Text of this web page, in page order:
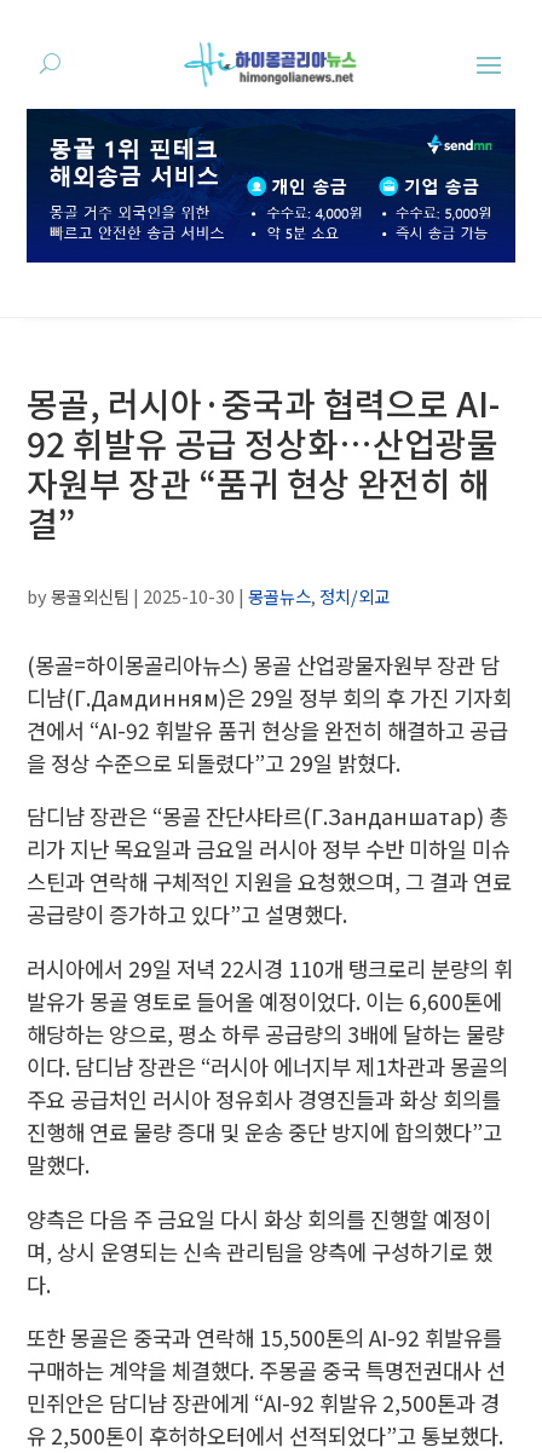
몽골, 러시아·중국과 협력으로 AI-
92 휘발유 공급 정상화…산업광물
자원부 장관 “품귀 현상 완전히 해
결”
by몽골외신팀 | 2025-10-30 |몽골뉴스, 정치/외교
(몽골=하이몽골리아뉴스) 몽골 산업광물자원부 장관 담
디냠(Г.Дамдинням)은 29일 정부 회의 후 가진 기자회
견에서 “AI-92 휘발유 품귀 현상을 완전히 해결하고 공급
을 정상 수준으로 되돌렸다”고 29일 밝혔다.
담디냠 장관은 “몽골 잔단샤타르(Г.Занданшатар) 총
리가 지난 목요일과 금요일 러시아 정부 수반 미하일 미슈
스틴과 연락해 구체적인 지원을 요청했으며, 그 결과 연료
공급량이 증가하고 있다”고 설명했다.
러시아에서 29일 저녁 22시경 110개 탱크로리 분량의 휘
발유가 몽골 영토로 들어올 예정이었다. 이는 6,600톤에
해당하는 양으로, 평소 하루 공급량의 3배에 달하는 물량
이다. 담디냠 장관은 “러시아 에너지부 제1차관과 몽골의
주요 공급처인 러시아 정유회사 경영진들과 화상 회의를
진행해 연료 물량 증대 및 운송 중단 방지에 합의했다”고
말했다.
양측은 다음 주 금요일 다시 화상 회의를 진행할 예정이
며, 상시 운영되는 신속 관리팀을 양측에 구성하기로 했
다.
또한 몽골은 중국과 연락해 15,500톤의 AI-92 휘발유를
구매하는 계약을 체결했다. 주몽골 중국 특명전권대사 선
민쥐안은 담디냠 장관에게 “AI-92 휘발유 2,500톤과 경
유 2,500톤이 후허하오터에서 선적되었다”고 통보했다.